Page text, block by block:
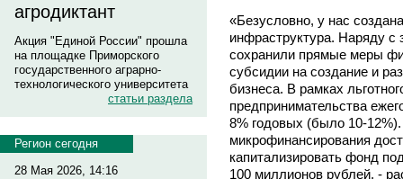
агродиктант
Акция "Единой России" прошла
на площадке Приморского
государственного аграрно-
технологического университета
статьи раздела
Регион сегодня
28 Мая 2026, 14:16
«Безусловно, у нас
инфраструктура. Наряду
сохранили прямые меры
субсидии на создание и
бизнеса. В рамках
предпринимательства
8% годовых (было 10-
микрофинансирования
капитализировать фонд
100 миллионов рублей, -